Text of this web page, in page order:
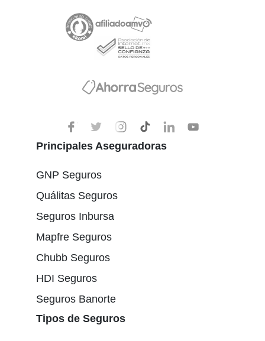
Principales Aseguradoras
GNP Seguros
Quálitas Seguros
Seguros Inbursa
Mapfre Seguros
Chubb Seguros
HDI Seguros
Seguros Banorte
Tipos de Seguros